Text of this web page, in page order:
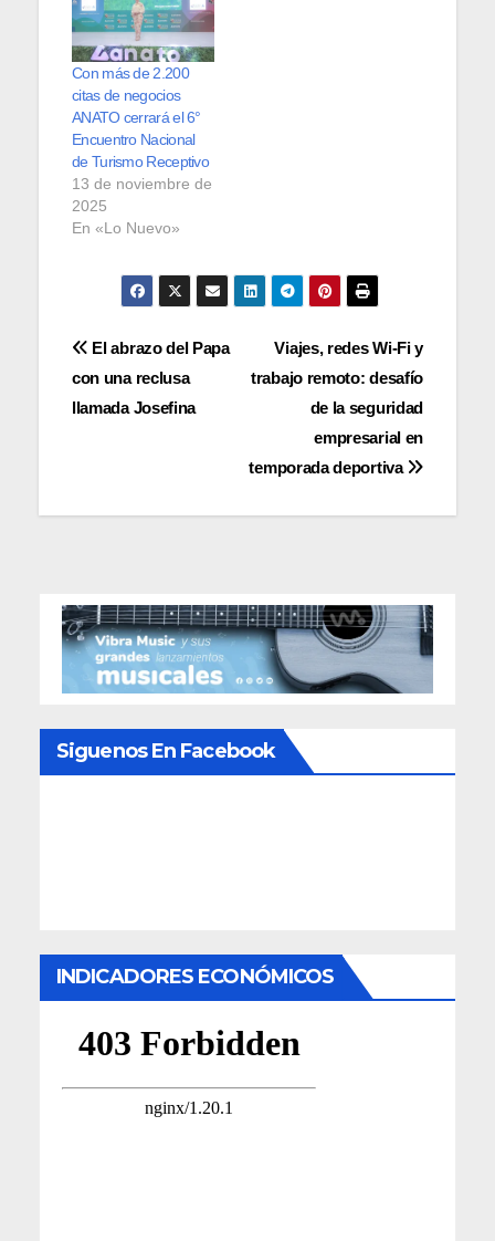
Con más de 2.200
citas de negocios
ANATO cerrará el 6°
Encuentro Nacional
de Turismo Receptivo
13 de noviembre de
2025
En «Lo Nuevo»
Navegación
de
Viajes, redes Wi-Fi y
trabajo remoto: desafío
de la seguridad
empresarial en
temporada deportiva
El abrazo del Papa
con una reclusa
llamada Josefina
Siguenos En Facebook
INDICADORES ECONÓMICOS